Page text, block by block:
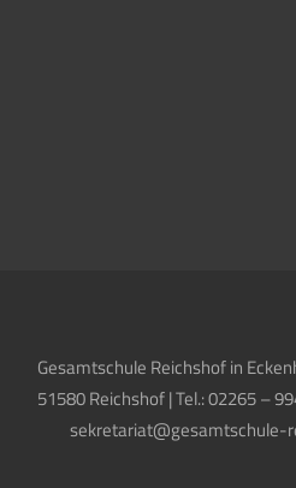
Gesamtschule Reichshof in
51580 Reichshof | Tel.: 02265 –
sekretariat@gesamtschule-